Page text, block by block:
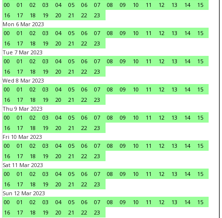
00
01 02 03 04 05 06 07 08 09 10 11 12 13 14
15
16
17 18 19 20 21 22
23
Mon 6 Mar 2023
00
01 02 03 04 05 06 07 08 09 10 11 12 13 14
15
16
17 18 19 20 21 22
23
Tue 7 Mar 2023
00
01 02 03 04 05 06 07 08 09 10 11 12 13 14
15
16
17 18 19 20 21 22
23
Wed 8 Mar 2023
00
01 02 03 04 05 06 07 08 09 10 11 12 13 14
15
16
17 18 19 20 21 22
23
Thu 9 Mar 2023
00
01 02 03 04 05 06 07 08 09 10 11 12 13 14
15
16
17 18 19 20 21 22
23
Fri 10 Mar 2023
00
01 02 03 04 05 06 07 08 09 10 11 12 13 14
15
16
17 18 19 20 21 22
23
Sat 11 Mar 2023
00
01 02 03 04 05 06 07 08 09 10 11 12 13 14
15
16
17 18 19 20 21 22
23
Sun 12 Mar 2023
00
01 02 03 04 05 06 07 08 09 10 11 12 13 14
15
16
17 18 19 20 21 22
23